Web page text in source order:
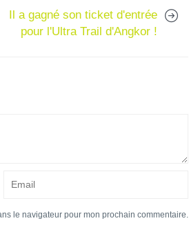
Il a gagné son ticket d'entrée
pour l'Ultra Trail d'Angkor !
le navigateur pour mon prochain commentaire.